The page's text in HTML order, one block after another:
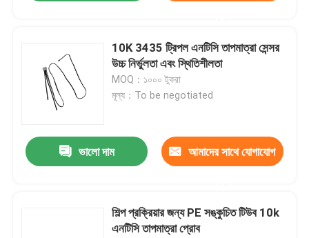
10K 3435 ট্রিপল এনটিসি তাপমাত্রা সেন্সর
উচ্চ নির্ভুলতা এবং স্থিতিশীলতা
MOQ：১০০০ টুকরা
মূল্য：To be negotiated
ভালো দাম আমাদের সাথে যোগাযোগ
শিল্প প্রক্রিয়ার জন্য PE সঙ্কুচিত টিউব 10k
এনটিসি তাপমাত্রা প্রোব